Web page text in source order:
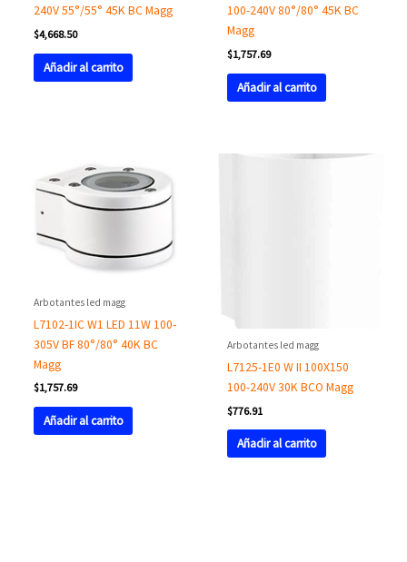
240V 55°/55° 45K BC Magg
$4,668.50
Añadir al carrito
100-240V 80°/80° 45K BC
Magg
$1,757.69
Añadir al carrito
Arbotantes led magg
L7102-1IC W1 LED 11W 100-
305V BF 80°/80° 40K BC
Magg
$1,757.69
Añadir al carrito
Arbotantes led magg
L7125-1E0 W II 100X150
100-240V 30K BCO Magg
$776.91
Añadir al carrito